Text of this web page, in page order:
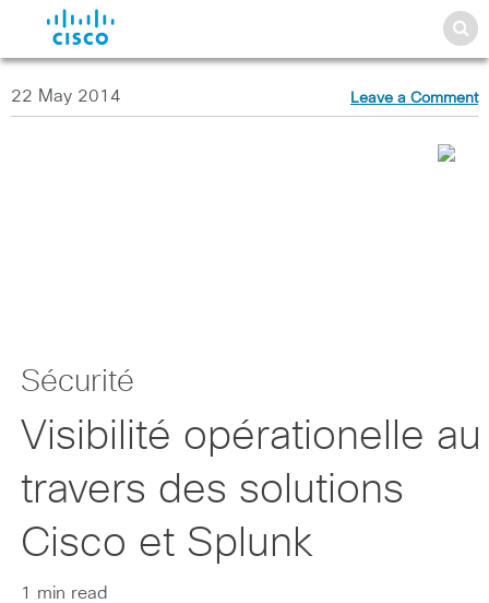
22 May 2014 Leave a Comment
Sécurité
Visibilité opérationelle au
travers des solutions
Cisco et Splunk
1 min read